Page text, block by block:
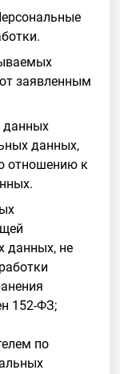
заявленным
данных
данных,
отношению к
данных, не
152-ФЗ;
по